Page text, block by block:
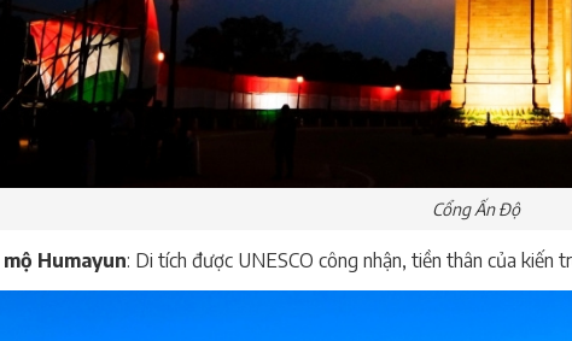
Cổng Ấn Độ
Humayun: Di tích được UNESCO công nhận, tiền thân của kiến